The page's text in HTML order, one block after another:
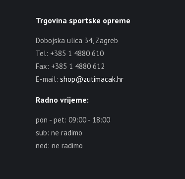
Trgovina sportske opreme
Dobojska ulica 34, Zagreb
Tel: +385 1 4880 610
Fax: +385 1 4880 612
E-mail: shop@zutimacak.hr
Radno vrijeme:
pon - pet: 09:00 - 18:00
sub: ne radimo
ned: ne radimo